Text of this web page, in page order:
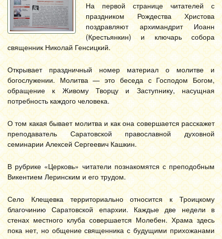
На первой странице читателей с
праздником Рождества Христова
поздравляют архимандрит Иоанн
(Крестьянкин) и ключарь собора
священник Николай Генсицкий.
Открывает праздничный номер материал о молитве и
богослужении. Молитва — это беседа с Господом Богом,
обращение к Живому Творцу и Заступнику, насущная
потребность каждого человека.
О том какая бывает молитва и как она совершается расскажет
преподаватель Саратовской православной духовной
семинарии Алексей Сергеевич Кашкин.
В рубрике «Церковь» читатели познакомятся с преподобным
Викентием Леринским и его трудом.
Село Клещевка территориально относится к Троицкому
благочинию Саратовской епархии. Каждые две недели в
стенах местного клуба совершается Молебен. Храма здесь
пока нет, но общение священника с будущими прихожанами